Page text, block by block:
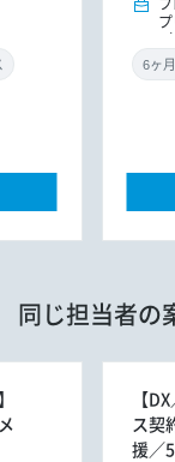
同じ担当者の
【
ス契
援／